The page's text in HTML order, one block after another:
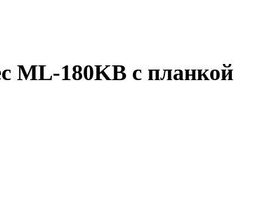
ML-180KB с планкой